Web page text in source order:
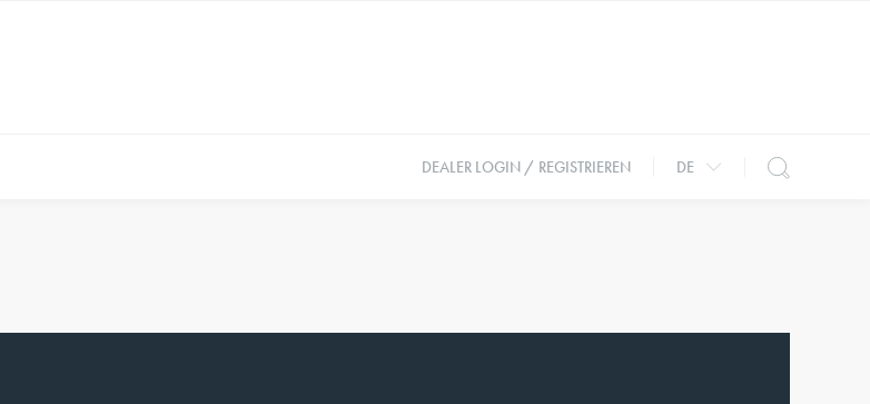
DEALER LOGIN / REGISTRIEREN DE